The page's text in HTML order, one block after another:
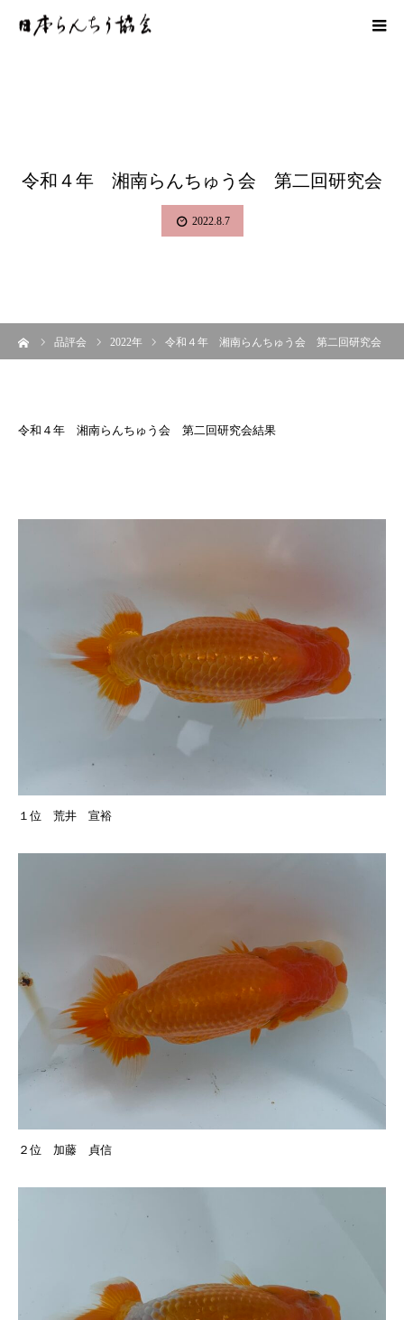
令和４年 湘南らんちゅう会 第二回研究会
2022.8.7
品評会 2022年 令和４年 湘南らんちゅう会 第二回研究会
令和４年 湘南らんちゅう会 第二回研究会結果
１位 荒井 宣裕
２位 加藤 貞信